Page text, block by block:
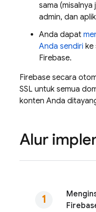
sama (misalnya
admin, dan
Anda dapat
Anda sendiri ke
Firebase.
Firebase secara
SSL untuk semua
konten Anda
Alur